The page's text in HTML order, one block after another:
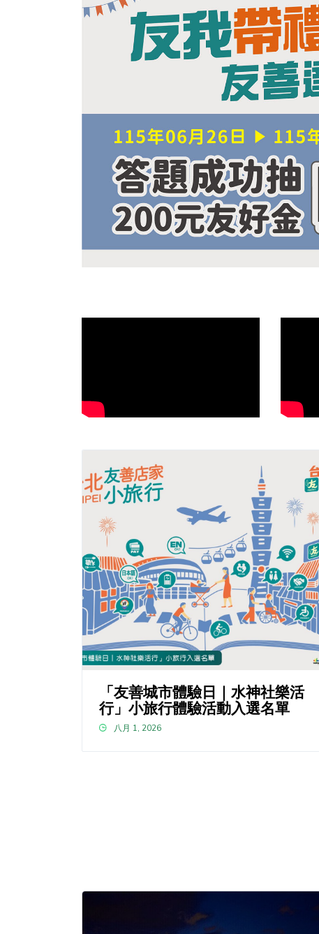
「友善城市體驗日｜水神社樂活
行」小旅行體驗活動入選名單
八月 1, 2026